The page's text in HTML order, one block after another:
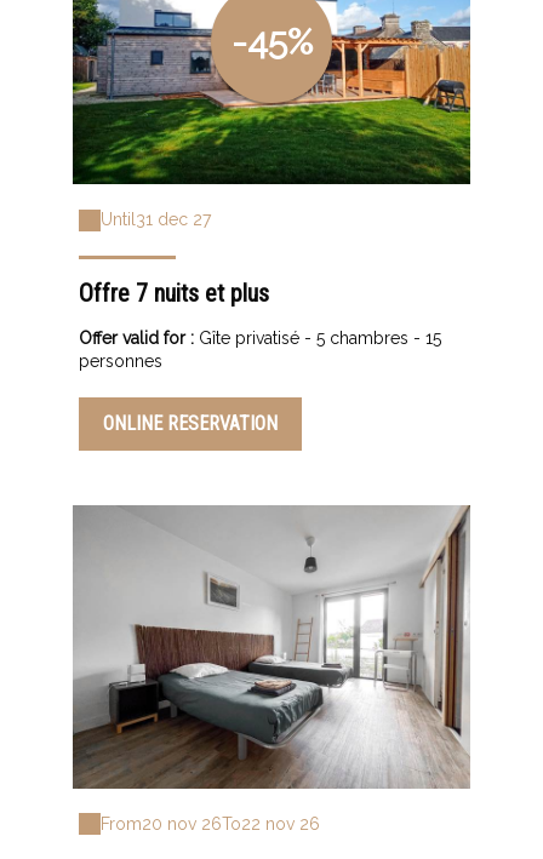
-45%
Until 31 dec 27
Offre 7 nuits et plus
Offer valid for : Gîte privatisé - 5 chambres - 15
personnes
ONLINE RESERVATION
From20 nov 26To22 nov 26